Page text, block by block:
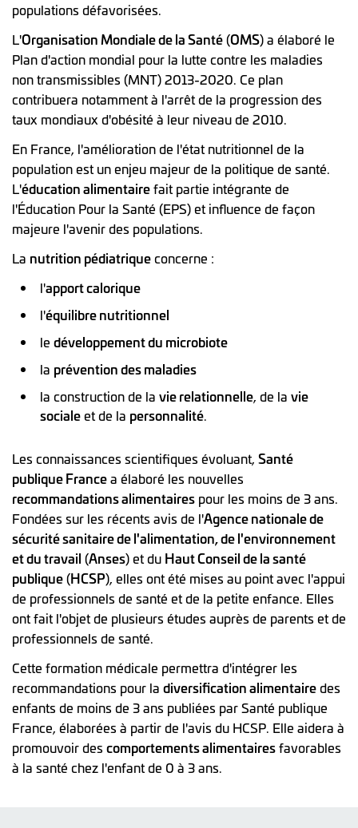
populations défavorisées.
L'Organisation Mondiale de la Santé(OMS) a élaboré le
Plan d'action mondial pour la lutte contre les maladies
non transmissibles (MNT) 2013-2020. Ce plan
contribuera notamment à l'arrêt de la progression des
taux mondiaux d'obésité à leur niveau de 2010.
En France, l'amélioration de l'état nutritionnel de la
population est un enjeu majeur de la politique de santé.
L'éducation alimentairefait partie intégrante de
l'Éducation Pour la Santé (EPS) et influence de façon
majeure l'avenir des populations.
La nutrition pédiatriqueconcerne :
l'apport calorique
l'équilibre nutritionnel
le développement du microbiote
la prévention des maladies
la construction de la vie relationnelle, de la vie
socialeet de la personnalité.
Les connaissances scientifiques évoluant, Santé
publique Francea élaboré les nouvelles
recommandations alimentaires pour les moins de 3 ans.
Fondées sur les récents avis de l'Agence nationale de
sécurité sanitaire de l'alimentation, de l'environnement
et du travail (Anses) et du Haut Conseil de la santé
publique(HCSP), elles ont été mises au point avec l'appui
de professionnels de santé et de la petite enfance. Elles
ont fait l'objet de plusieurs études auprès de parents et de
professionnels de santé.
Cette formation médicale permettra d'intégrer les
recommandations pour la diversification alimentairedes
enfants de moins de 3 ans publiées par Santé publique
France, élaborées à partir de l'avis du HCSP. Elle aidera à
promouvoir des comportements alimentairesfavorables
à la santé chez l'enfant de 0 à 3 ans.